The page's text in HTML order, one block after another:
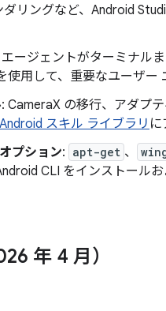
リングなど、Android
エージェントがターミナル
使用して、重要なユーザー
: CameraX の移行、アダプ
Android スキル ライブラリ に
プション: apt-get 、
CLI をインストールお
年 4 月）